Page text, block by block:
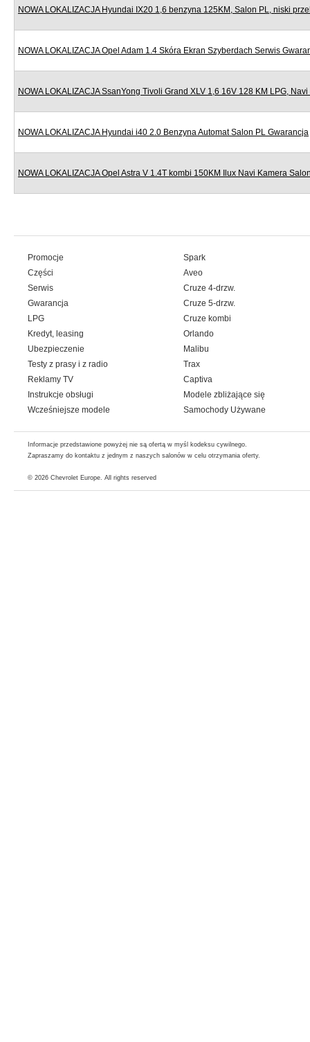
NOWA LOKALIZACJA Hyundai IX20 1,6 benzyna 125KM, Salon PL, niski
NOWA LOKALIZACJA Opel Adam 1.4 Skóra Ekran Szyberdach Serwis
NOWA LOKALIZACJA SsanYong Tivoli Grand XLV 1,6 16V 128 KM LPG,
NOWA LOKALIZACJA Hyundai i40 2.0 Benzyna Automat Salon PL Gwarancja
NOWA LOKALIZACJA Opel Astra V 1.4T kombi 150KM Ilux Navi Kamera
Promocje
Części
Serwis
Gwarancja
LPG
Kredyt, leasing
Ubezpieczenie
Testy z prasy i z radio
Reklamy TV
Instrukcje obsługi
Wcześniejsze modele
Spark
Aveo
Cruze 4-drzw.
Cruze 5-drzw.
Cruze kombi
Orlando
Malibu
Trax
Captiva
Modele zbliżające się
Samochody Używane
Informacje przedstawione powyżej nie są ofertą w myśl kodeksu cywilnego.
Zapraszamy do kontaktu z jednym z naszych salonów w celu otrzymania oferty.
© 2026 Chevrolet Europe. All rights reserved